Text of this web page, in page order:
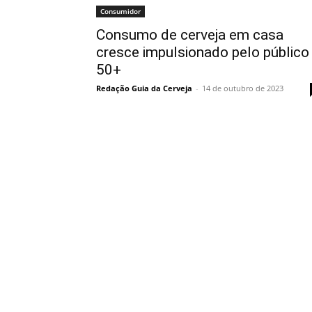
Consumidor
Consumo de cerveja em casa
cresce impulsionado pelo público
50+
Redação Guia da Cerveja - 14 de outubro de 2023